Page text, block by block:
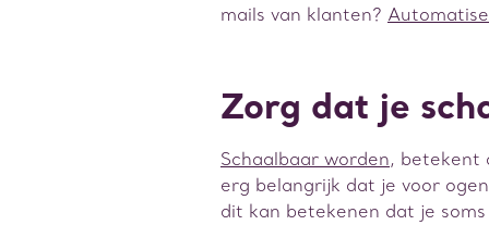
mails van klanten?
Zorg dat je
Schaalbaar worden, betekent
erg belangrijk dat je voor
dit kan betekenen dat je